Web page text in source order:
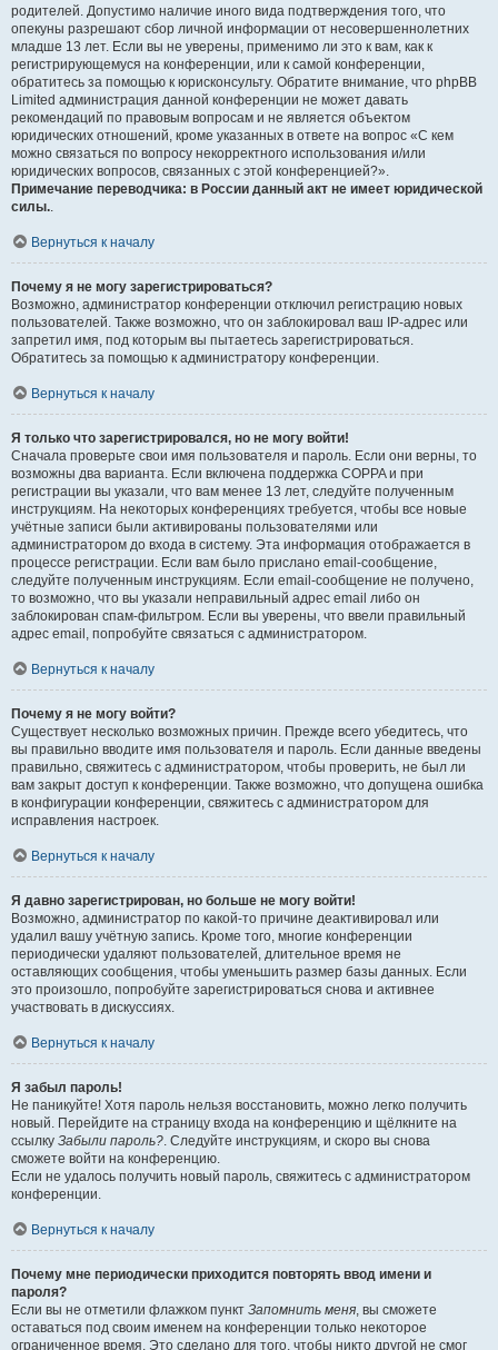
родителей. Допустимо наличие иного вида подтверждения того, что
опекуны разрешают сбор личной информации от несовершеннолетних
младше 13 лет. Если вы не уверены, применимо ли это к вам, как к
регистрирующемуся на конференции, или к самой конференции,
обратитесь за помощью к юрисконсульту. Обратите внимание, что phpBB
Limited администрация данной конференции не может давать
рекомендаций по правовым вопросам и не является объектом
юридических отношений, кроме указанных в ответе на вопрос «С кем
можно связаться по вопросу некорректного использования и/или
юридических вопросов, связанных с этой конференцией?».
Примечание переводчика: в России данный акт не имеет юридической
силы..
Вернуться к началу
Почему я не могу зарегистрироваться?
Возможно, администратор конференции отключил регистрацию новых
пользователей. Также возможно, что он заблокировал ваш IP-адрес или
запретил имя, под которым вы пытаетесь зарегистрироваться.
Обратитесь за помощью к администратору конференции.
Вернуться к началу
Я только что зарегистрировался, но не могу войти!
Сначала проверьте свои имя пользователя и пароль. Если они верны, то
возможны два варианта. Если включена поддержка COPPA и при
регистрации вы указали, что вам менее 13 лет, следуйте полученным
инструкциям. На некоторых конференциях требуется, чтобы все новые
учётные записи были активированы пользователями или
администратором до входа в систему. Эта информация отображается в
процессе регистрации. Если вам было прислано email-сообщение,
следуйте полученным инструкциям. Если email-сообщение не получено,
то возможно, что вы указали неправильный адрес email либо он
заблокирован спам-фильтром. Если вы уверены, что ввели правильный
адрес email, попробуйте связаться с администратором.
Вернуться к началу
Почему я не могу войти?
Существует несколько возможных причин. Прежде всего убедитесь, что
вы правильно вводите имя пользователя и пароль. Если данные введены
правильно, свяжитесь с администратором, чтобы проверить, не был ли
вам закрыт доступ к конференции. Также возможно, что допущена ошибка
в конфигурации конференции, свяжитесь с администратором для
исправления настроек.
Вернуться к началу
Я давно зарегистрирован, но больше не могу войти!
Возможно, администратор по какой-то причине деактивировал или
удалил вашу учётную запись. Кроме того, многие конференции
периодически удаляют пользователей, длительное время не
оставляющих сообщения, чтобы уменьшить размер базы данных. Если
это произошло, попробуйте зарегистрироваться снова и активнее
участвовать в дискуссиях.
Вернуться к началу
Я забыл пароль!
Не паникуйте! Хотя пароль нельзя восстановить, можно легко получить
новый. Перейдите на страницу входа на конференцию и щёлкните на
ссылку Забыли пароль?. Следуйте инструкциям, и скоро вы снова
сможете войти на конференцию.
Если не удалось получить новый пароль, свяжитесь с администратором
конференции.
Вернуться к началу
Почему мне периодически приходится повторять ввод имени и
пароля?
Если вы не отметили флажком пункт Запомнить меня, вы сможете
оставаться под своим именем на конференции только некоторое
ограниченное время. Это сделано для того, чтобы никто другой не смог